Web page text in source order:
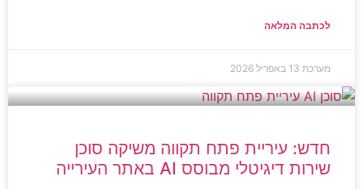
לכתבה המלאה
מערכת 13 באפריל 2026
חדש: עיריית פתח תקווה משיקה סוכן
שירות דיגיטלי מבוסס AI באתר העירייה